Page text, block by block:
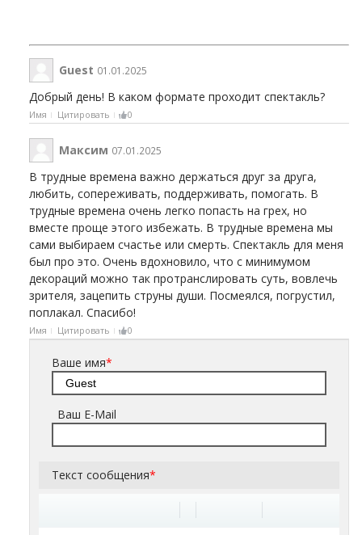
Guest 01.01.2025
Добрый день! В каком формате проходит спектакль?
Имя Цитировать 0
Максим 07.01.2025
В трудные времена важно держаться друг за друга,
любить, сопереживать, поддерживать, помогать. В
трудные времена очень легко попасть на грех, но
вместе проще этого избежать. В трудные времена мы
сами выбираем счастье или смерть. Спектакль для меня
был про это. Очень вдохновило, что с минимумом
декораций можно так протранслировать суть, вовлечь
зрителя, зацепить струны души. Посмеялся, погрустил,
поплакал. Спасибо!
Имя Цитировать 0
Ваше имя*
Ваш E-Mail
Текст сообщения*